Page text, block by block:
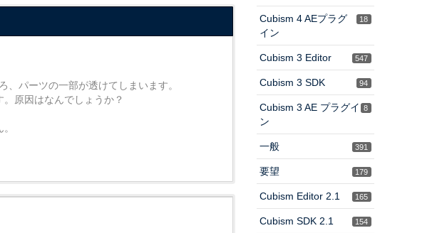
パーツの一部が透けてしまいます。
原因はなんでしょうか？
18
Cubism 4 AEプラグ
イン
547
Cubism 3 Editor
94
Cubism 3 SDK
8
Cubism 3 AE プラグイ
ン
391
一般
179
要望
165
Cubism Editor 2.1
154
Cubism SDK 2.1